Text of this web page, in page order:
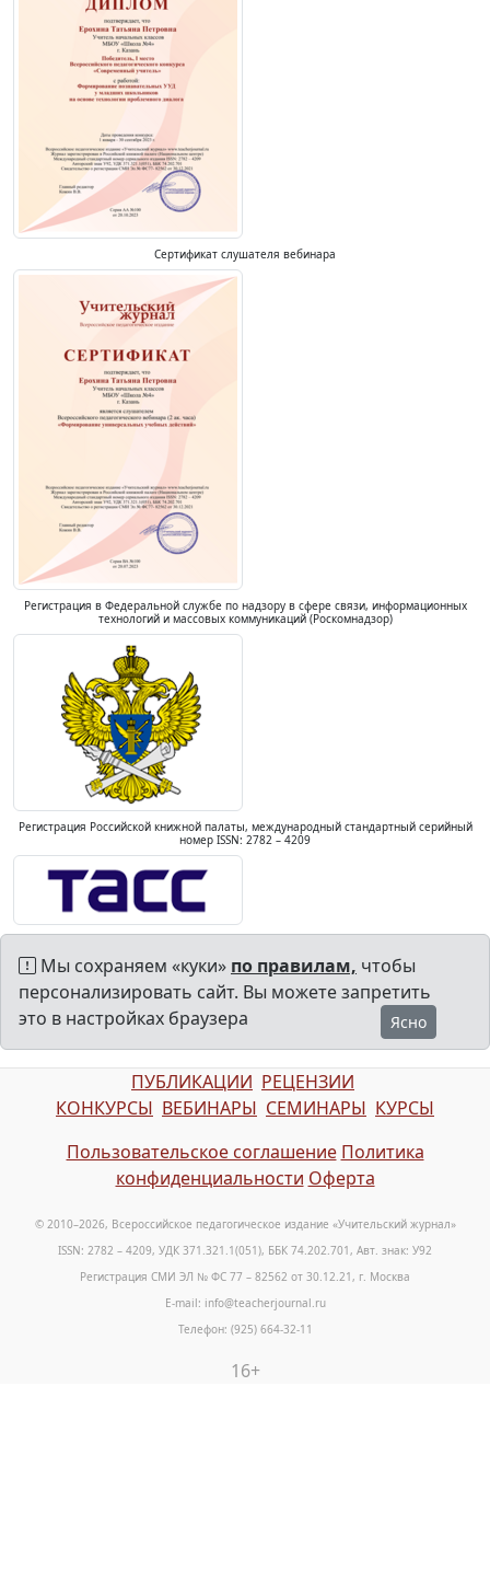
Сертификат слушателя вебинара
Регистрация в Федеральной службе по надзору в сфере связи, информационных
технологий и массовых коммуникаций (Роскомнадзор)
Регистрация Российской книжной палаты, международный стандартный серийный
номер ISSN: 2782 – 4209
Мы сохраняем «куки» по правилам, чтобы
персонализировать сайт. Вы можете запретить
это в настройках браузера
Ясно
ПУБЛИКАЦИИ РЕЦЕНЗИИ
КОНКУРСЫ ВЕБИНАРЫ СЕМИНАРЫ КУРСЫ
Пользовательское соглашение Политика
конфиденциальности Оферта
© 2010–2026, Всероссийское педагогическое издание «Учительский журнал»
ISSN: 2782 – 4209, УДК 371.321.1(051), ББК 74.202.701, Авт. знак: У92
Регистрация СМИ ЭЛ № ФС 77 – 82562 от 30.12.21, г. Москва
E-mail: info@teacherjournal.ru
Телефон: (925) 664-32-11
16+